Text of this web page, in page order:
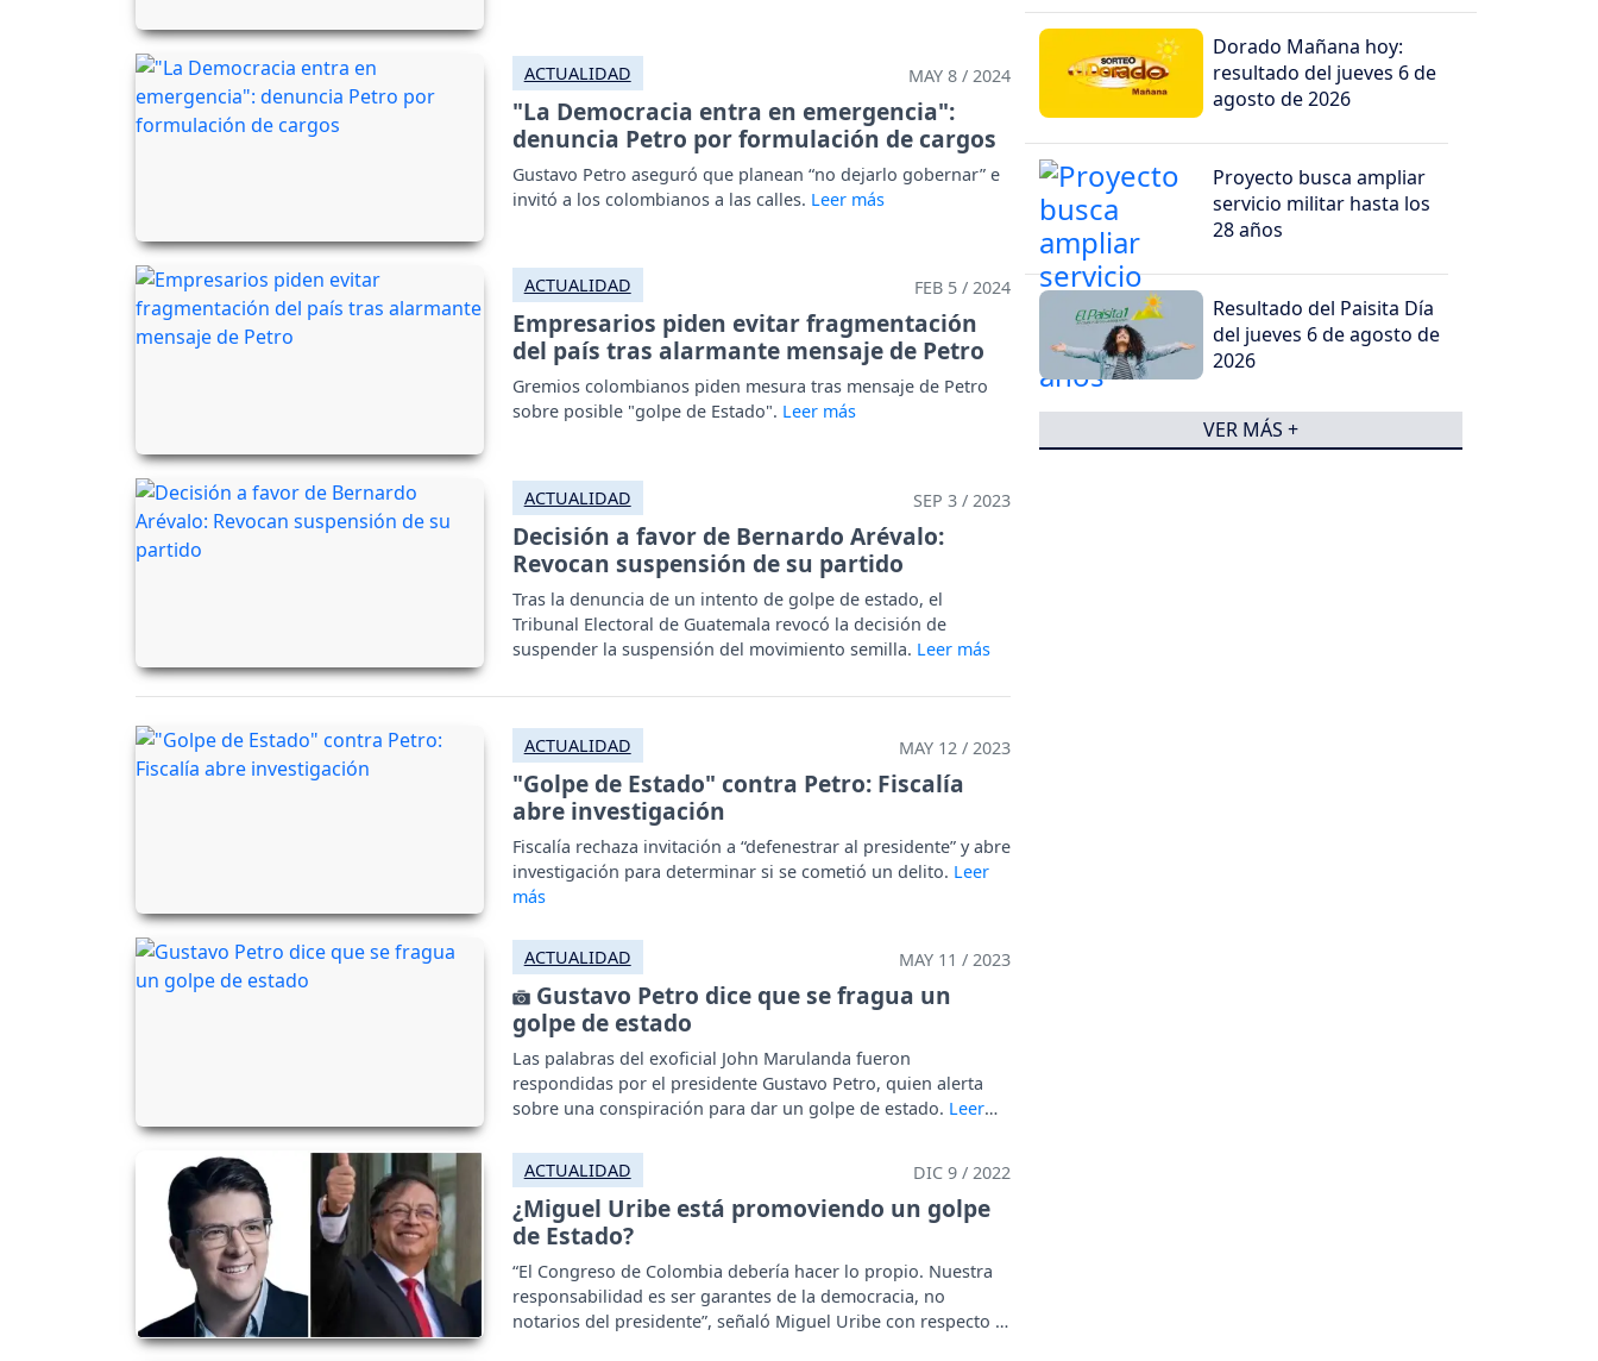
ACTUALIDAD MAY 8 / 2024
"La Democracia entra en emergencia":
denuncia Petro por formulación de cargos
Gustavo Petro aseguró que planean “no dejarlo gobernar” e
invitó a los colombianos a las calles.
ACTUALIDAD FEB 5 / 2024
Empresarios piden evitar fragmentación
del país tras alarmante mensaje de Petro
Gremios colombianos piden mesura tras mensaje de Petro
sobre posible "golpe de Estado".
ACTUALIDAD SEP 3 / 2023
Decisión a favor de Bernardo Arévalo:
Revocan suspensión de su partido
Tras la denuncia de un intento de golpe de estado, el
Tribunal Electoral de Guatemala revocó la decisión de
suspender la suspensión del movimiento semilla.
ACTUALIDAD MAY 12 / 2023
"Golpe de Estado" contra Petro: Fiscalía
abre investigación
Fiscalía rechaza invitación a “defenestrar al presidente” y abre
investigación para determinar si se cometió un delito.
ACTUALIDAD MAY 11 / 2023
Gustavo Petro dice que se fragua un
golpe de estado
Las palabras del exoficial John Marulanda fueron
respondidas por el presidente Gustavo Petro, quien alerta
sobre una conspiración para dar un golpe de estado.
ACTUALIDAD DIC 9 / 2022
¿Miguel Uribe está promoviendo un golpe
de Estado?
“El Congreso de Colombia debería hacer lo propio. Nuestra
responsabilidad es ser garantes de la democracia, no
notarios del presidente”, señaló Miguel Uribe con respecto a
Dorado Mañana hoy:
resultado del jueves 6 de
agosto de 2026
Proyecto busca ampliar
servicio militar hasta los
28 años
Resultado del Paisita Día
del jueves 6 de agosto de
2026
VER MÁS +